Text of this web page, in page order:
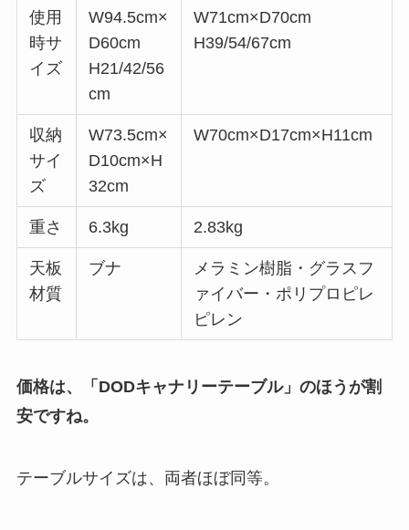
使用
時サ
イズ
W94.5cm×
D60cm
H21/42/56
cm
W71cm×D70cm
H39/54/67cm
収納
サイ
ズ
W73.5cm×
D10cm×H
32cm
W70cm×D17cm×H11cm
重さ 6.3kg 2.83kg
天板
材質
ブナ
メラミン樹脂・グラスフ
ァイバー・ポリプロピレ
ピレン
価格は、「DODキャナリーテーブル」のほうが割
安ですね。
テーブルサイズは、両者ほぼ同等。